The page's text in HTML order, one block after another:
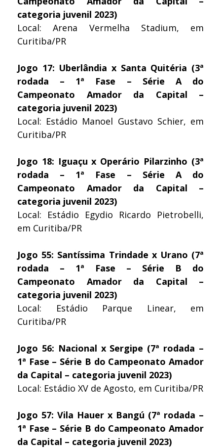
categoria juvenil 2023)
Local: Arena Vermelha Stadium, em
Curitiba/PR
Jogo 17: Uberlândia x Santa Quitéria (3ª
rodada – 1ª Fase – Série A do
Campeonato Amador da Capital –
categoria juvenil 2023)
Local: Estádio Manoel Gustavo Schier, em
Curitiba/PR
Jogo 18: Iguaçu x Operário Pilarzinho (3ª
rodada – 1ª Fase – Série A do
Campeonato Amador da Capital –
categoria juvenil 2023)
Local: Estádio Egydio Ricardo Pietrobelli,
em Curitiba/PR
Jogo 55: Santíssima Trindade x Urano (7ª
rodada – 1ª Fase – Série B do
Campeonato Amador da Capital –
categoria juvenil 2023)
Local: Estádio Parque Linear, em
Curitiba/PR
Jogo 56: Nacional x Sergipe (7ª rodada –
1ª Fase – Série B do Campeonato Amador
da Capital – categoria juvenil 2023)
Local: Estádio XV de Agosto, em Curitiba/PR
Jogo 57: Vila Hauer x Bangú (7ª rodada –
1ª Fase – Série B do Campeonato Amador
da Capital – categoria juvenil 2023)